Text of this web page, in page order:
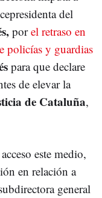
del
porel retraso en
policías y guardias
para que declare
de elevar la
de Cataluña,
este medio,
en relación a
general